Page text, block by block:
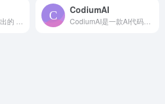
CodiumAI